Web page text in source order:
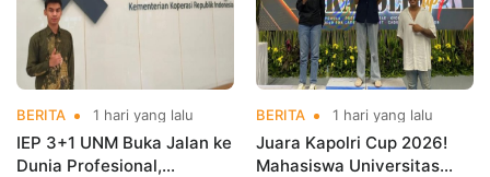
BERITA 1 hari yang lalu
IEP 3+1 UNM Buka Jalan ke
Dunia Profesional,
BERITA 1 hari yang lalu
Juara Kapolri Cup 2026!
Mahasiswa Universitas